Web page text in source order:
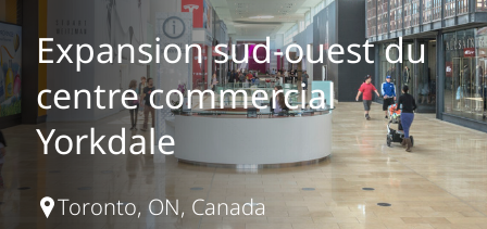
Expansion sud-ouest du
centre commercial
Yorkdale
Toronto, ON, Canada